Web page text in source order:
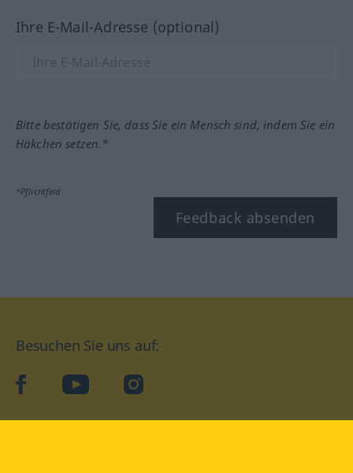
Ihre E-Mail-Adresse (optional)
Bitte bestätigen Sie, dass Sie ein Mensch sind, indem Sie ein
Häkchen setzen.*
*Pflichtfeld
Feedback absenden
Besuchen Sie uns auf:
facebookYouTube Instagram